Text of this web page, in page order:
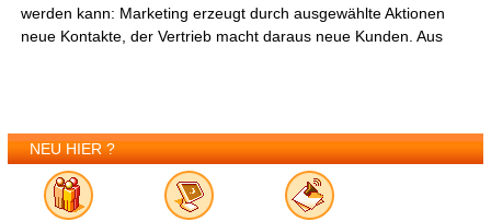
werden kann: Marketing erzeugt durch ausgewählte Aktionen
neue Kontakte, der Vertrieb macht daraus neue Kunden. Aus
NEU HIER ?